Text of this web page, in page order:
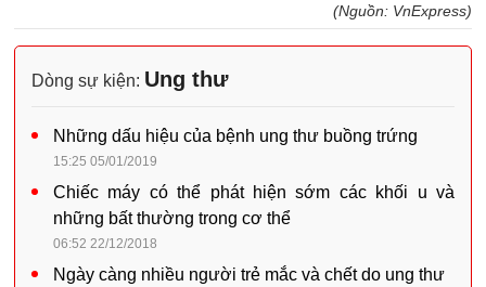
(Nguồn: VnExpress)
Dòng sự kiện: Ung thư
Những dấu hiệu của bệnh ung thư buồng trứng
15:25 05/01/2019
Chiếc máy có thể phát hiện sớm các khối u và
những bất thường trong cơ thể
06:52 22/12/2018
Ngày càng nhiều người trẻ mắc và chết do ung thư